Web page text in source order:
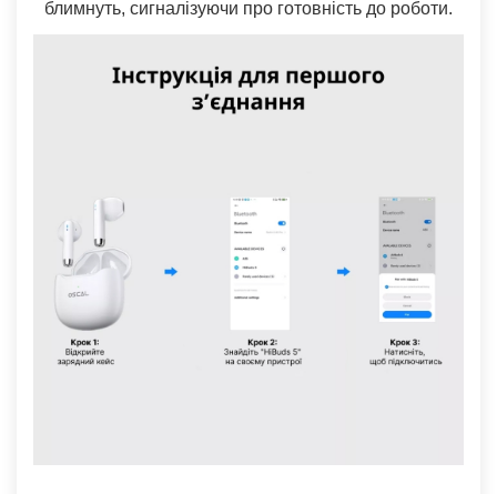
блимнуть, сигналізуючи про готовність до роботи.